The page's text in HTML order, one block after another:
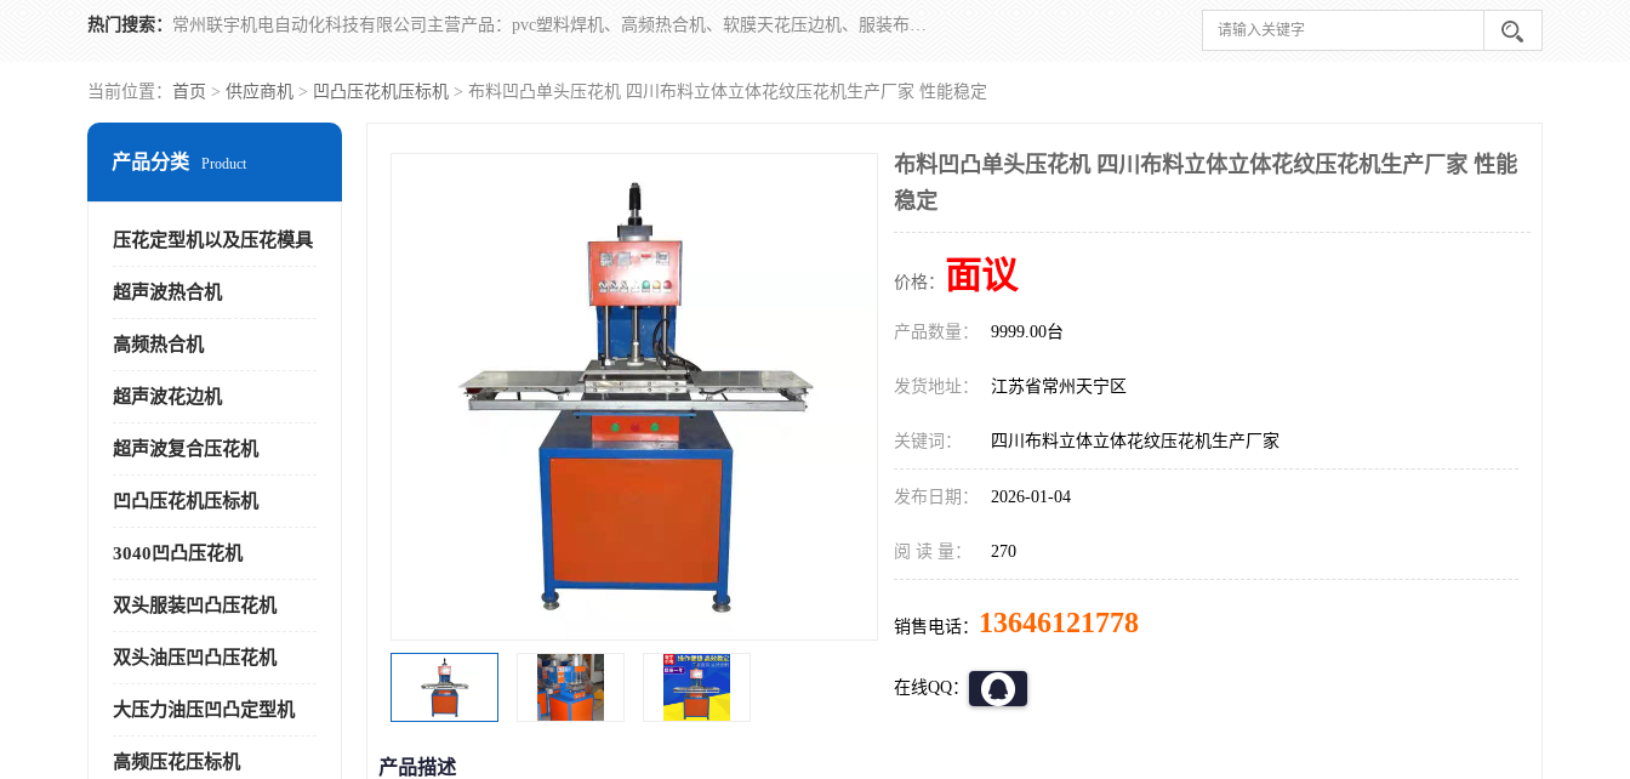
热门搜索： 常州联宇机电自动化科技有限公司主营产品：pvc塑料焊机、高频热合机、软膜天花压边机、服装布料凹凸压花机、布料3d压印设备、服装植胶设备、超声波布料花边机、无纺布热合机、全自动压花机。
当前位置： 首页 > 供应商机 > 凹凸压花机压标机 > 布料凹凸单头压花机 四川布料立体立体花纹压花机生产厂家 性能稳定
产品分类 Product
压花定型机以及压花模具
超声波热合机
高频热合机
超声波花边机
超声波复合压花机
凹凸压花机压标机
3040凹凸压花机
双头服装凹凸压花机
双头油压凹凸压花机
大压力油压凹凸定型机
高频压花压标机
布料凹凸单头压花机 四川布料立体立体花纹压花机生产厂家 性能
稳定
价格： 面议
产品数量： 9999.00台
发货地址： 江苏省常州天宁区
关键词： 四川布料立体立体花纹压花机生产厂家
发布日期： 2026-01-04
阅 读 量： 270
销售电话： 13646121778
在线QQ：
产品描述